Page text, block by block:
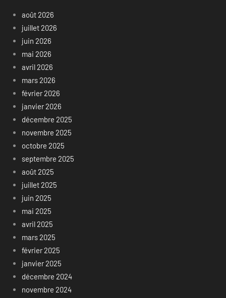
août 2026
juillet 2026
juin 2026
mai 2026
avril 2026
mars 2026
février 2026
janvier 2026
décembre 2025
novembre 2025
octobre 2025
septembre 2025
août 2025
juillet 2025
juin 2025
mai 2025
avril 2025
mars 2025
février 2025
janvier 2025
décembre 2024
novembre 2024